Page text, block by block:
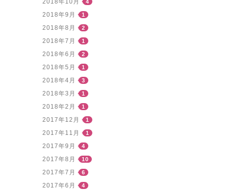
4
2018年9月 1
2018年8月 2
2018年7月 1
2018年6月 2
2018年5月 1
2018年4月 3
2018年3月 1
2018年2月 1
2017年12月 1
2017年11月 1
2017年9月 4
2017年8月 10
2017年7月 6
2017年6月 4